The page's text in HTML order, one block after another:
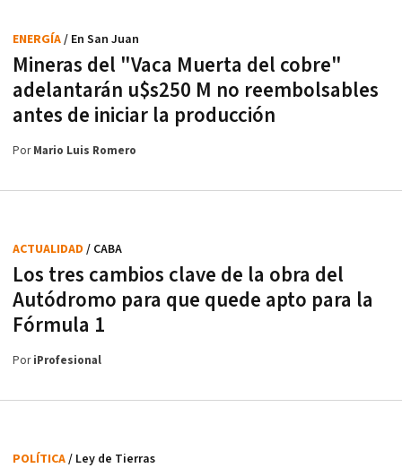
Mineras del "Vaca Muerta del cobre"
adelantarán u$s250 M no reembolsables
antes de iniciar la producción
ENERGÍA/ En San Juan
PorMario Luis Romero
Los tres cambios clave de la obra del
Autódromo para que quede apto para la
Fórmula 1
ACTUALIDAD / CABA
PoriProfesional
POLÍTICA/ Ley de Tierras